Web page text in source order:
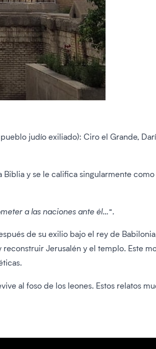
judío exiliado): Ciro el Grande,
Biblia y se le califica singularmente como
a las naciones ante él…”.
de su exilio bajo el rey de
reconstruir Jerusalén y el templo. Este
al foso de los leones. Estos relatos